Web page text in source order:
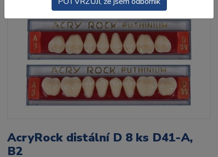
AcryRock distální D 8 ks D41-A,
B2